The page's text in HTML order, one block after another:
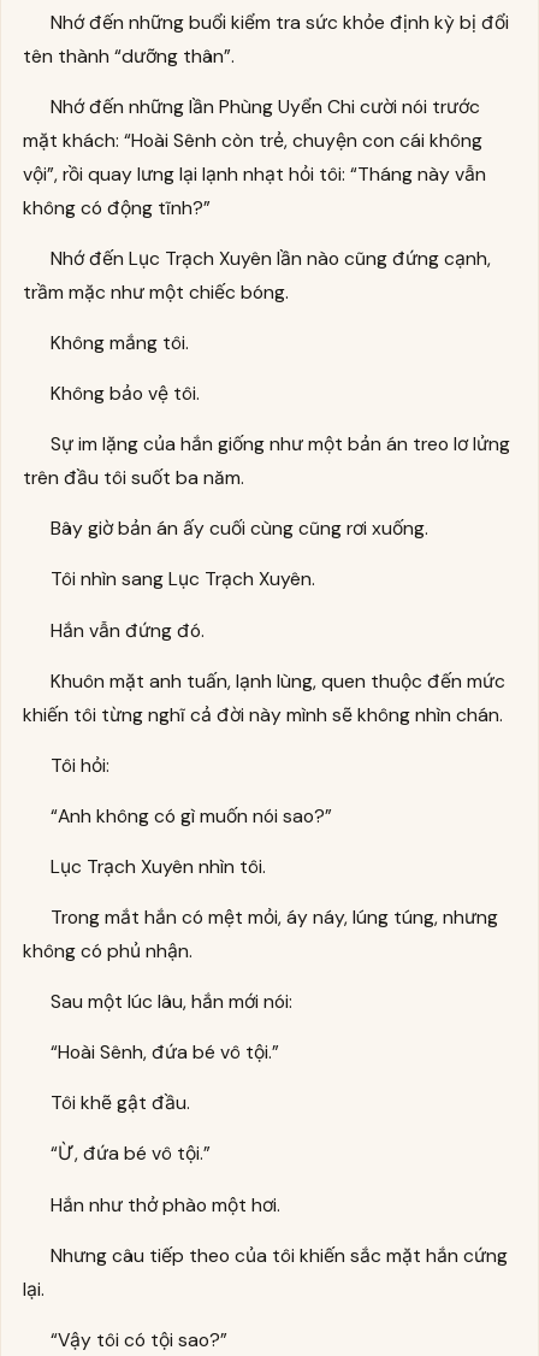
Nhớ đến những buổi kiểm tra sức khỏe định kỳ bị đổi
tên thành “dưỡng thân”.
Nhớ đến những lần Phùng Uyển Chi cười nói trước
mặt khách: “Hoài Sênh còn trẻ, chuyện con cái không
vội”, rồi quay lưng lại lạnh nhạt hỏi tôi: “Tháng này vẫn
không có động tĩnh?”
Nhớ đến Lục Trạch Xuyên lần nào cũng đứng cạnh,
trầm mặc như một chiếc bóng.
Không mắng tôi.
Không bảo vệ tôi.
Sự im lặng của hắn giống như một bản án treo lơ lửng
trên đầu tôi suốt ba năm.
Bây giờ bản án ấy cuối cùng cũng rơi xuống.
Tôi nhìn sang Lục Trạch Xuyên.
Hắn vẫn đứng đó.
Khuôn mặt anh tuấn, lạnh lùng, quen thuộc đến mức
khiến tôi từng nghĩ cả đời này mình sẽ không nhìn chán.
Tôi hỏi:
“Anh không có gì muốn nói sao?”
Lục Trạch Xuyên nhìn tôi.
Trong mắt hắn có mệt mỏi, áy náy, lúng túng, nhưng
không có phủ nhận.
Sau một lúc lâu, hắn mới nói:
“Hoài Sênh, đứa bé vô tội.”
Tôi khẽ gật đầu.
“Ừ, đứa bé vô tội.”
Hắn như thở phào một hơi.
Nhưng câu tiếp theo của tôi khiến sắc mặt hắn cứng
lại.
“Vậy tôi có tội sao?”